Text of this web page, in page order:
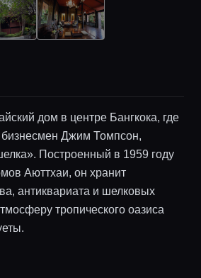
дом в центре Бангкока, где
Джим Томпсон,
Построенный в 1959 году
Аюттхаи, он хранит
антиквариата и шелковых
тропического оазиса